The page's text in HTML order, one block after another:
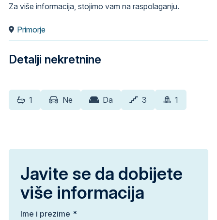
Za više informacija, stojimo vam na raspolaganju.
Primorje
Detalji nekretnine
1 Ne Da 3 1
Javite se da dobijete
više informacija
Ime i prezime